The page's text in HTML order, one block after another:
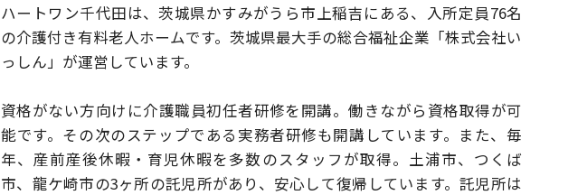
ハートワン千代田は、茨城県かすみがうら市上稲吉にある、 入所定員76名
の介護付き有料老人ホームです。茨城県最大手の総合福祉企業「株式会社い
っしん」が運営しています。
資格がない方向けに介護職員初任者研修を開講。働きながら資格取得が可
能です。その次のステップである実務者研修も開講しています。 また、毎
年、産前産後休暇・育児休暇を多数のスタッフが取得。土浦市、 つくば
市、龍ケ崎市の3ヶ所の託児所があり、安心して復帰しています。託児所は